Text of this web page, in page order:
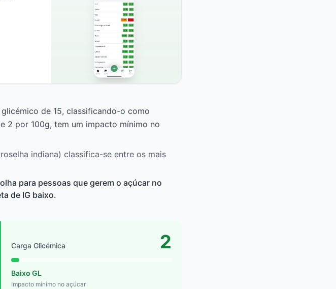
de 15, classificando-o como
2 por 100g, tem um impacto mínimo no
indiana) classifica-se entre os mais
para pessoas que gerem o açúcar no
de IG baixo.
Carga Glicémica 2
Baixo GL
Impacto mínimo no açúcar